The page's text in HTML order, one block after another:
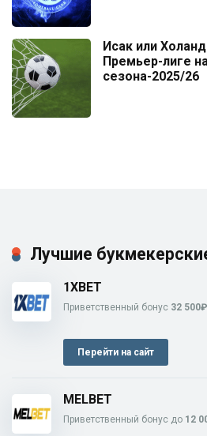
Исак или
Премьер-лиге
сезона-2025/26
Лучшие
1XBET
Приветственный бонус 32 500₽
Перейти на сайт
MELBET
Приветственный бонус до 12